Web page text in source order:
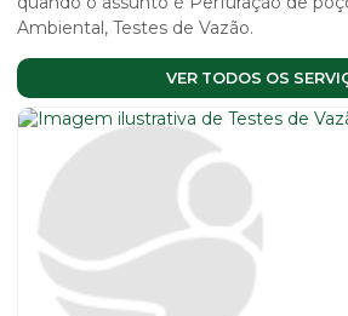
Ambiental, Testes de Vazão.
VER TODOS OS